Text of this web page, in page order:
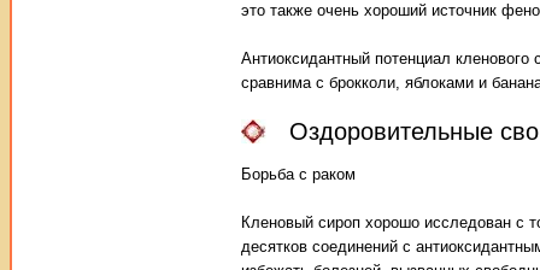
это также очень хороший источник
Антиоксидантный потенциал
сравнима с брокколи, яблоками и
Оздоровительные
Борьба с раком
Кленовый сироп хорошо исследован с
десятков соединений с